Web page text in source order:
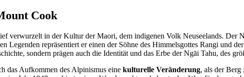
Cook
verwurzelt in der Kultur der Maori, dem indigenen Volk Neuseelands. Der
Legenden repräsentiert er einen der Söhne des Himmelsgottes Rangi und
sondern prägen auch die Identität und das Erbe der Ngāi Tahu, des
das Aufkommen des Alpinismus eine kulturelle Veränderung, als der